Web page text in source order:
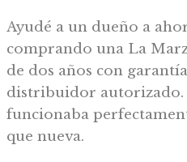
Ayudé a un dueño a
comprando una La
de dos años con
distribuidor autorizado.
funcionaba
que nueva.